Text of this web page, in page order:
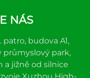
NÁS
budova A1,
park,
a jižně od silnice